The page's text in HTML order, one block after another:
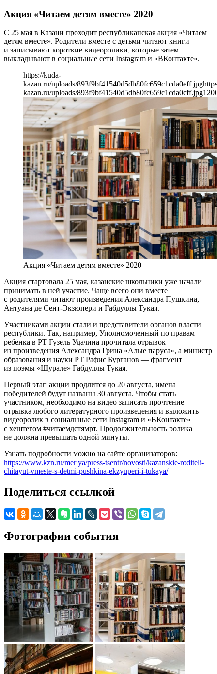
Акция «Читаем детям вместе» 2020
С 25 мая в Казани проходит республиканская акция «Читаем
детям вместе». Родители вместе с детьми читают книги
и записывают короткие видеоролики, которые затем
выкладывают в социальные сети Instagram и «ВКонтакте».
https://kuda-
kazan.ru/uploads/893f9bf41540d5db80fc659c1cda0eff.jpg
kazan.ru/uploads/893f9bf41540d5db80fc659c1cda0eff.jpg
Акция «Читаем детям вместе» 2020
Акция стартовала 25 мая, казанские школьники уже начали
принимать в ней участие. Чаще всего они вместе
с родителями читают произведения Александра Пушкина,
Антуана де Сент-Экзюпери и Габдуллы Тукая.
Участниками акции стали и представители органов власти
республики. Так, например, Уполномоченный по правам
ребенка в РТ Гузель Удачина прочитала отрывок
из произведения Александра Грина «Алые паруса», а министр
образования и науки РТ Рафис Бурганов — фрагмент
из поэмы «Шурале» Габдуллы Тукая.
Первый этап акции продлится до 20 августа, имена
победителей будут названы 30 августа. Чтобы стать
участником, необходимо на видео записать прочтение
отрывка любого литературного произведения и выложить
видеоролик в социальные сети Instagram и «ВКонтакте»
с хештегом #читаемдетямрт. Продолжительность ролика
не должна превышать одной минуты.
Узнать подробности можно на сайте организаторов:
https://www.kzn.ru/meriya/press-tsentr/novosti/kazanskie-roditeli-
chitayut-vmeste-s-detmi-pushkina-ekzyuperi-i-tukaya/
Поделиться ссылкой
Фотографии события